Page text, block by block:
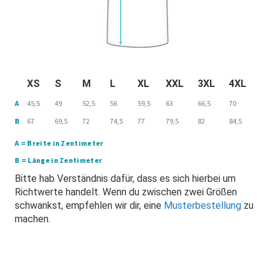
XS S M L XL XXL 3XL 4XL
A 45,5 49 52,5 56 59,5 63 66,5
70
B
67 69,5 72 74,5 77 79,5 82 84,5
A = Breite in Zentimeter
B = Länge in Zentimeter
Bitte hab Verständnis dafür, dass es sich hierbei um
Richtwerte handelt. Wenn du zwischen zwei Größen
schwankst, empfehlen wir dir, eine Musterbestellung zu
machen.